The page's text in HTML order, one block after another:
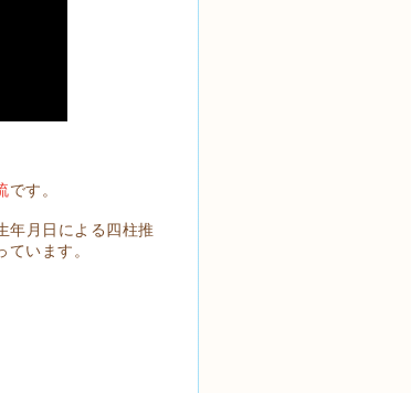
です。
年月日による四柱推
います。